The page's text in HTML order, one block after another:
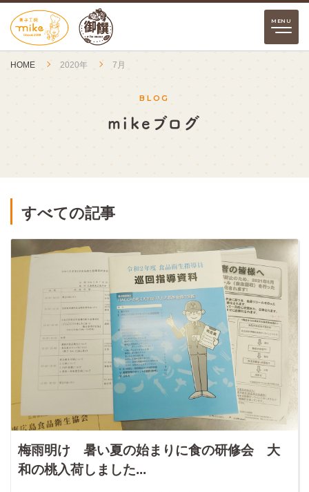
HOME 2020年 7月
BLOG
mikeブログ
すべての記事
梅雨明け 暑い夏の始まりに食の研修会 大
和の桃入荷しました...